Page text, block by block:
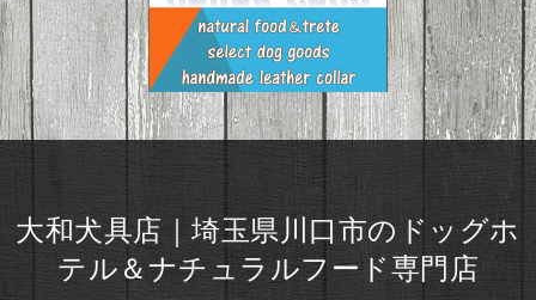
大和犬具店｜埼玉県川口市のドッグホ
テル＆ナチュラルフード専門店